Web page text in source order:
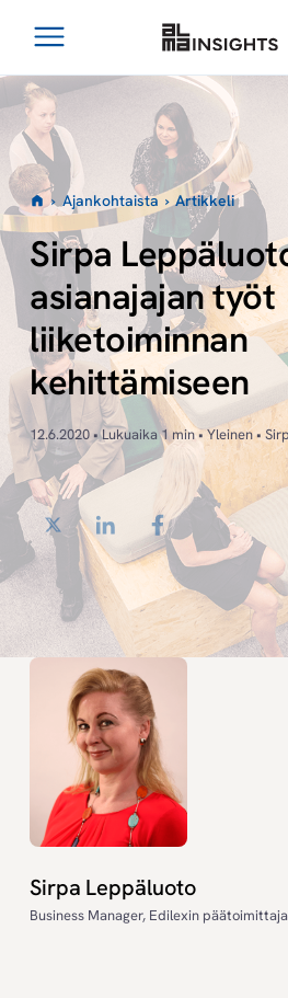
Siirry
sisältöön
Avaa
valikko
› Ajankohtaista›Artikkeli
Sirpa
asianajajan työt
liiketoiminnan
kehittämiseen
12.6.2020 • Lukuaika 1 min • Yleinen •
Twitter LinkedInFacebook
Sirpa Leppäluoto
Business Manager, Edilexin päätoimittaja